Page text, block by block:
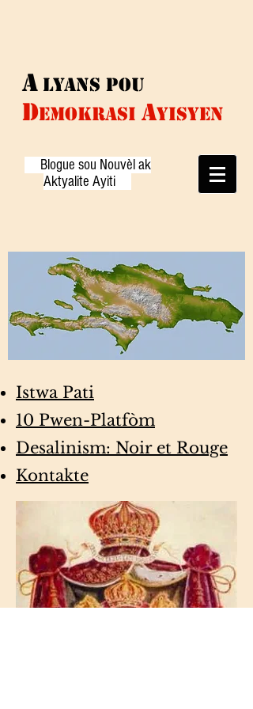
A Lyans pou
DEMOKRASI Ayisyen
Blogue sou Nouvèl ak
Aktyalite Ayiti
Istwa Pati
10 Pwen-Platfòm
Desalinism: Noir et Rouge
Kontakte